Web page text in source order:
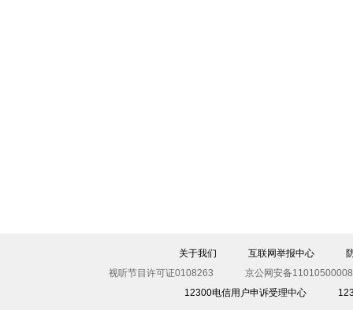
关于我们 互联网举报中心
视听节目许可证0108263
京公网安备
12300电信用户申诉受理中心